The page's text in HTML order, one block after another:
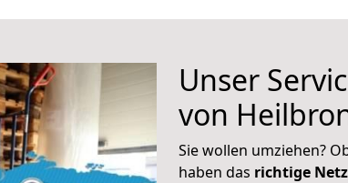
Unser
von
Sie wollen umziehen?
haben das richtige